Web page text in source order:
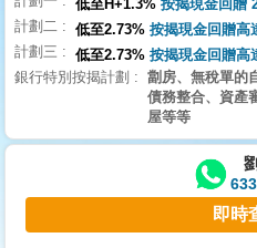
代
理
頁
搵
樓/
交
業
主
低至H+1.3% 按揭現金回贈
計劃二 低至2.73% 按揭現金回贈高
計劃三 低至2.73% 按揭現金回贈高
銀行特別按揭計劃
劏房、無稅單的
債務整合、資產
屋等等
即時